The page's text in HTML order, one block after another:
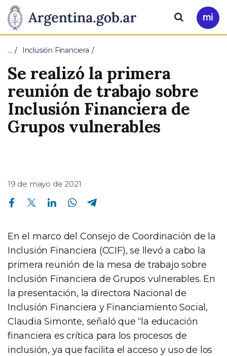
Presidencia
de
la
Nación
Pasar al contenido principal
Ir
a
Buscar
… Inclusión Financiera
Se realizó la primera
reunión de trabajo sobre
Inclusión Financiera de
Grupos vulnerables
19 de mayo de 2021
Compartir en Facebook Compartir en Twitter Compartir en Linkedin Compartir en Whatsapp
En el marco del Consejo de Coordinación de la
Inclusión Financiera (CCIF), se llevó a cabo la
primera reunión de la mesa de trabajo sobre
Inclusión Financiera de Grupos vulnerables. En
la presentación, la directora Nacional de
Inclusión Financiera y Financiamiento Social,
Claudia Simonte, señaló que “la educación
financiera es crítica para los procesos de
inclusión, ya que facilita el acceso y uso de los